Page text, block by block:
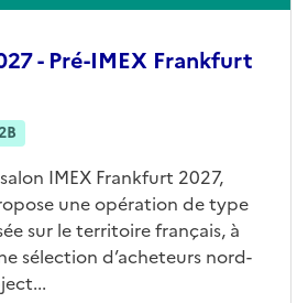
- Pré-IMEX Frankfurt
IMEX Frankfurt 2027,
une opération de type
sur le territoire français, à
sélection d’acheteurs nord-